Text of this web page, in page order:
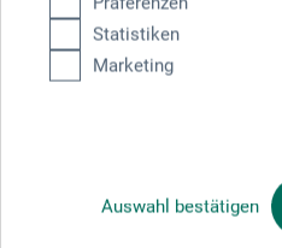
Statistiken
Marketing
Auswahl bestätigen
Liegnitzer Str. 17
58454 Witten